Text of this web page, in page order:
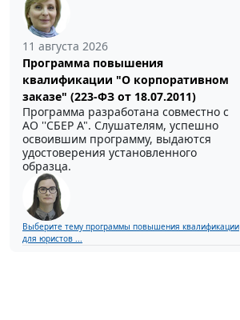
11 августа 2026
Программа повышения
квалификации "О корпоративном
заказе" (223-ФЗ от 18.07.2011)
Программа разработана совместно с
АО ''СБЕР А". Слушателям, успешно
освоившим программу, выдаются
удостоверения установленного
образца.
Выберите тему программы повышения квалификации
для юристов ...